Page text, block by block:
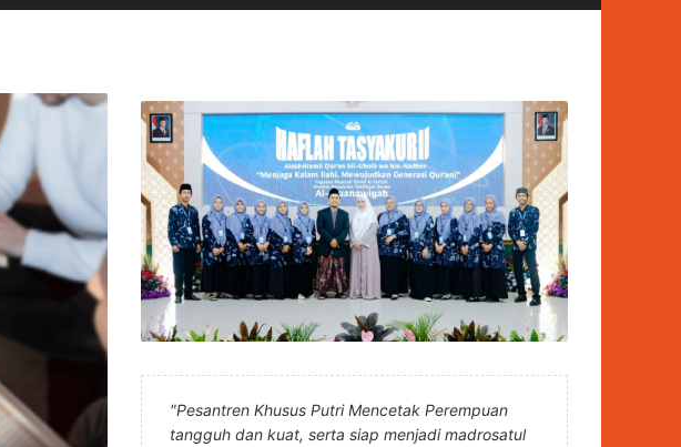
"Pesantren Khusus Putri Mencetak Perempuan
tangguh dan kuat, serta siap menjadi madrosatul